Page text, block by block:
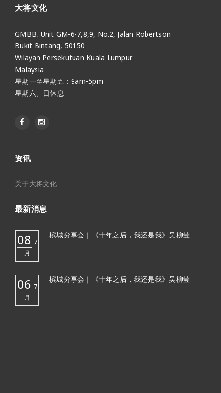
大将文化
GMBB, Unit GM-6-7,8,9, No.2, Jalan Robertson
Bukit Bintang, 50150
Wilayah Persekutuan Kuala Lumpur
Malaysia
星期一至星期五：9am-5pm
星期六、日休息
资讯
关于大将文化
最新消息
08 7
月
槟城分享会｜《十年之后，我还是我》吴柳莹
06 7
月
槟城分享会｜《十年之后，我还是我》吴柳莹